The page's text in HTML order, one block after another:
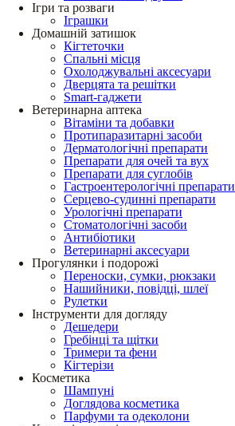
Ігри та розваги
Іграшки
Домашній затишок
Кігтеточки
Спальні місця
Охолоджувальні аксесуари
Дверцята та решітки
Smart-гаджети
Ветеринарна аптека
Вітаміни та добавки
Протипаразитарні засоби
Дерматологічні препарати
Препарати для очей та вух
Препарати для суглобів
Гастроентерологічні препарати
Серцево-судинні препарати
Урологічні препарати
Стоматологічні засоби
Антибіотики
Ветеринарні аксесуари
Прогулянки і подорожі
Переноски, сумки, рюкзаки
Нашийники, повідці, шлеї
Рулетки
Інструменти для догляду
Дешедери
Гребінці та щітки
Тримери та фени
Кігтерізи
Косметика
Шампуні
Доглядова косметика
Парфуми та одеколони